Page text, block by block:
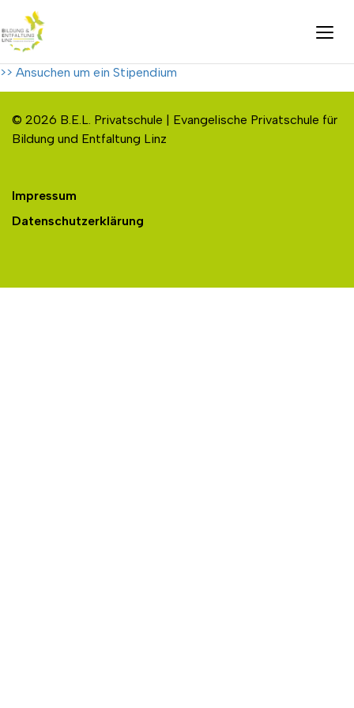
>> Ansuchen um ein Stipendium
© 2026 B.E.L. Privatschule | Evangelische Privatschule für
Bildung und Entfaltung Linz
Impressum
Datenschutzerklärung